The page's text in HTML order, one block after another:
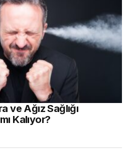
ve Ağız Sağlığı
Kalıyor?